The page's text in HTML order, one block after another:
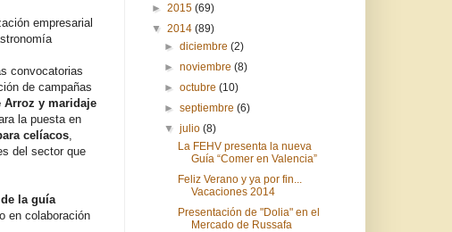
empresarial
convocatorias
de campañas
Arroz y maridaje
la puesta en
celíacos
del sector que
la guía
en colaboración
► 2015 (69)
▼ 2014 (89)
►diciembre(2)
►noviembre(8)
►octubre(10)
►septiembre(6)
▼julio(8)
La FEHV presenta la nueva
Guía “Comer en Valencia”
Feliz Verano y ya por fin...
Vacaciones 2014
Presentación de "Dolia" en el
Mercado de Russafa